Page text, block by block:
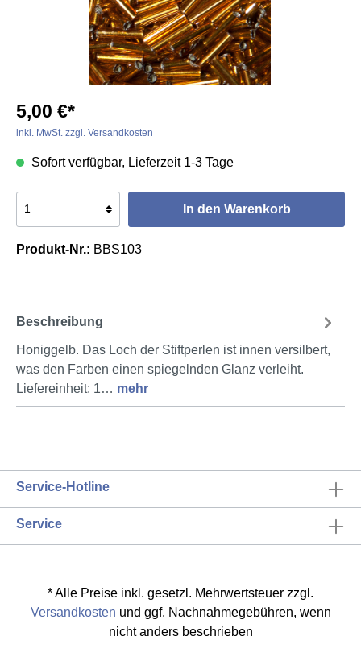
5,00 €*
inkl. MwSt. zzgl. Versandkosten
Sofort verfügbar, Lieferzeit 1-3 Tage
In den Warenkorb
Produkt-Nr.: BBS103
Beschreibung
Honiggelb. Das Loch der Stiftperlen ist innen versilbert,
was den Farben einen spiegelnden Glanz verleiht.
Liefereinheit: 1… mehr
Service-Hotline
Service
* Alle Preise inkl. gesetzl. Mehrwertsteuer zzgl.
Versandkosten und ggf. Nachnahmegebühren, wenn
nicht anders beschrieben